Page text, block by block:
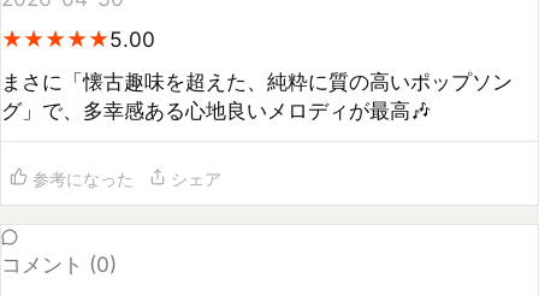
まさに「懐古趣味を超えた、純粋に質の高いポップソン
グ」で、多幸感ある心地良いメロディが最高🎶
参考になった シェア
コメント (0
まだコメントがありません